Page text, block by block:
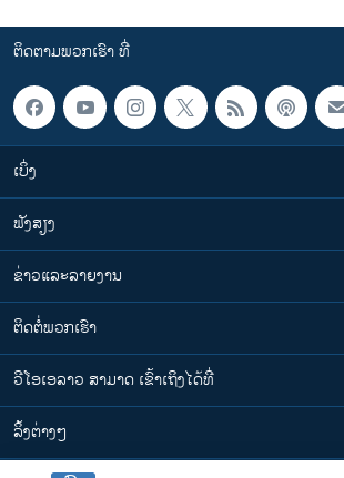
ຕິດຕາມພວກເຮົາ ທີ່
ເບິ່ງ
ຟັງສຽງ
ຂ່າວແລະລາຍງານ
ຕິດຕໍ່ພວກເຮົາ
ວີໂອເອລາວ ສາມາດ ເຂົ້າເຖິງໄດ້ທີ່
​ລິ້ງ​ຕ່າງໆ